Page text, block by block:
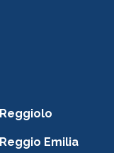
Emilia